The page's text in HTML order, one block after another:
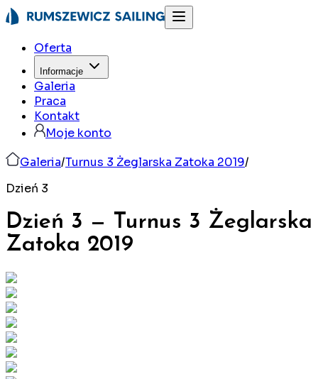
Oferta
Informacje
Galeria
Praca
Kontakt
Moje konto
Galeria/Turnus 3 Żeglarska Zatoka 2019/
Dzień 3
Dzień 3 —
Turnus 3 Żeglarska
Zatoka 2019